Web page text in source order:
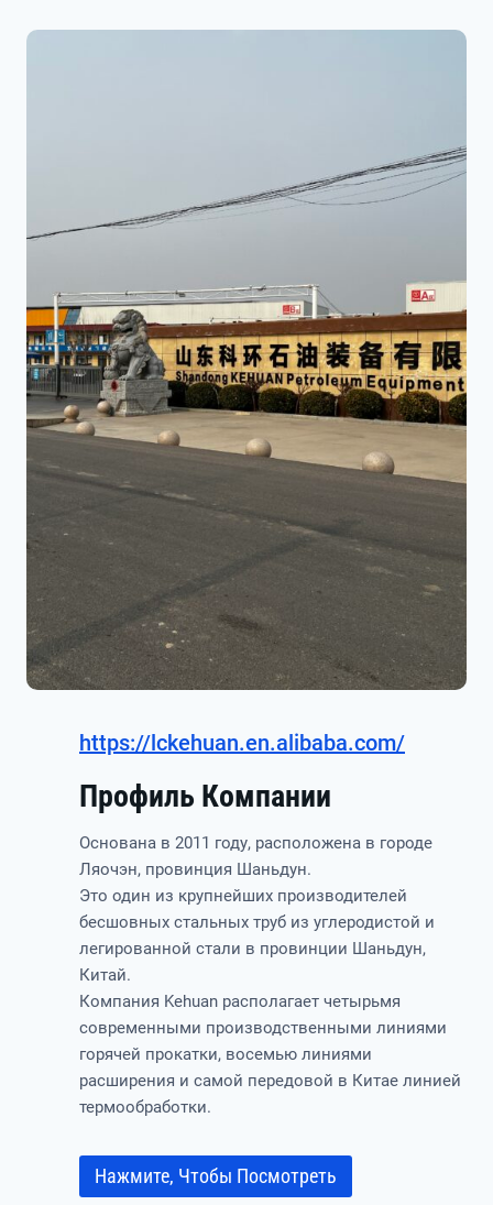
https://lckehuan.en.alibaba.com/
Профиль Компании
Основана в 2011 году, расположена в городе
Ляочэн, провинция Шаньдун.
Это один из крупнейших производителей
бесшовных стальных труб из углеродистой и
легированной стали в провинции Шаньдун,
Китай.
Компания Kehuan располагает четырьмя
современными производственными линиями
горячей прокатки, восемью линиями
расширения и самой передовой в Китае линией
термообработки.
Нажмите, Чтобы Посмотреть